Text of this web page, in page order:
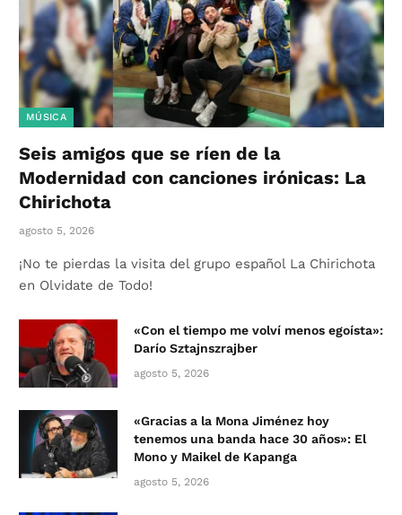
MÚSICA
Seis amigos que se ríen de la
Modernidad con canciones irónicas: La
Chirichota
agosto 5, 2026
¡No te pierdas la visita del grupo español La Chirichota
en Olvidate de Todo!
«Con el tiempo me volví menos egoísta»:
Darío Sztajnszrajber
agosto 5, 2026
«Gracias a la Mona Jiménez hoy
tenemos una banda hace 30 años»: El
Mono y Maikel de Kapanga
agosto 5, 2026